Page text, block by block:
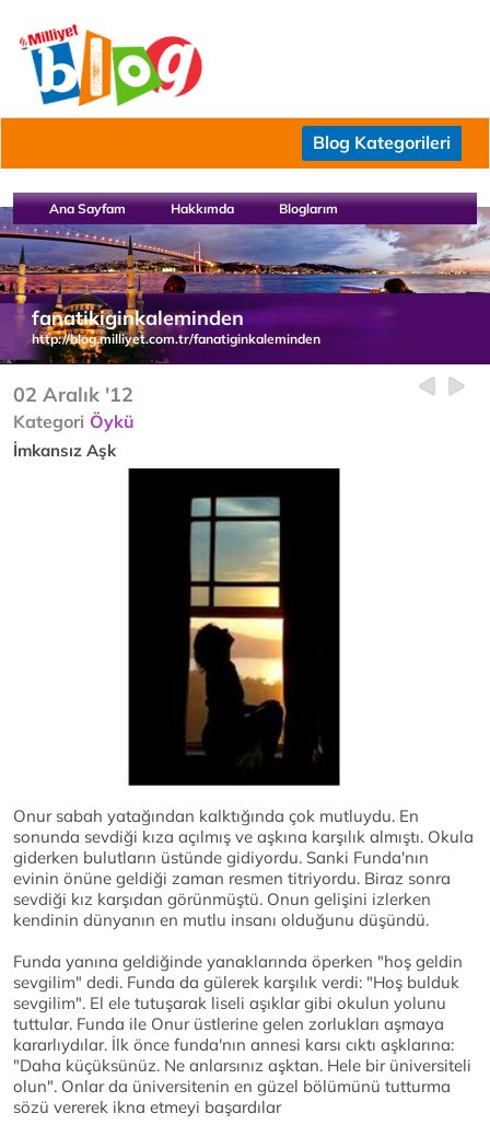
Blog Kategorileri
Ana Sayfam Hakkımda Bloglarım
fanatikiginkaleminden
http://blog.milliyet.com.tr/fanatiginkaleminden
02 Aralık '12
Kategori Öykü
İmkansız Aşk
Onur sabah yatağından kalktığında çok mutluydu. En
sonunda sevdiği kıza açılmış ve aşkına karşılık almıştı. Okula
giderken bulutların üstünde gidiyordu. Sanki Funda'nın
evinin önüne geldiği zaman resmen titriyordu. Biraz sonra
sevdiği kız karşıdan görünmüştü. Onun gelişini izlerken
kendinin dünyanın en mutlu insanı olduğunu düşündü.
Funda yanına geldiğinde yanaklarında öperken "hoş geldin
sevgilim" dedi. Funda da gülerek karşılık verdi: "Hoş bulduk
sevgilim". El ele tutuşarak liseli aşıklar gibi okulun yolunu
tuttular. Funda ile Onur üstlerine gelen zorlukları aşmaya
kararlıydılar. İlk önce funda'nın annesi karsı cıktı aşklarına:
"Daha küçüksünüz. Ne anlarsınız aşktan. Hele bir üniversiteli
olun". Onlar da üniversitenin en güzel bölümünü tutturma
sözü vererek ikna etmeyi başardılar